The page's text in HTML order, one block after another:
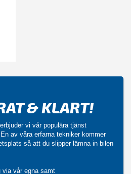
& KLART!
vi vår populära tjänst
En av våra erfarna tekniker kommer
så att du slipper lämna in bilen
via vår egna samt